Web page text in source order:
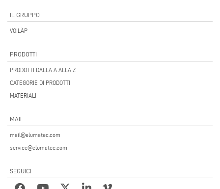
IL GRUPPO
VOILÀP
PRODOTTI
PRODOTTI DALLA A ALLA Z
CATEGORIE DI PRODOTTI
MATERIALI
MAIL
mail@elumatec.com
service@elumatec.com
SEGUICI